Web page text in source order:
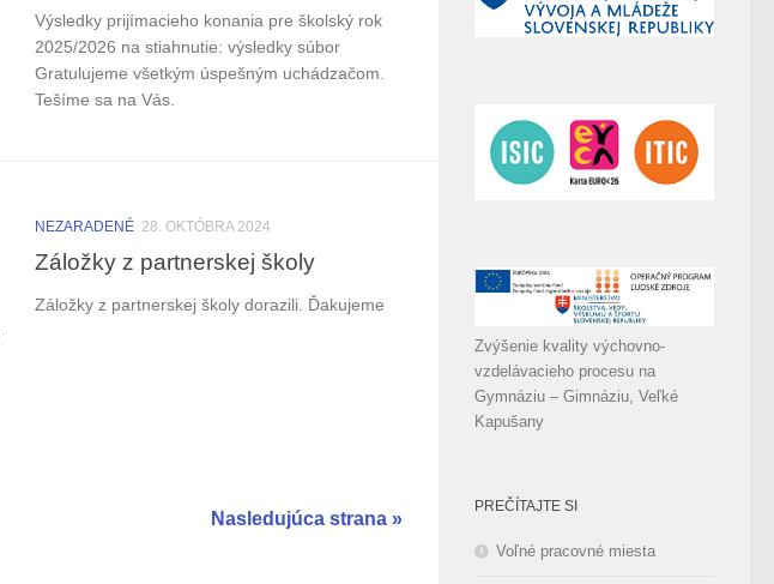
Výsledky prijímacieho konania pre školský rok
2025/2026 na stiahnutie: výsledky súbor
Gratulujeme všetkým úspešným uchádzačom.
Tešíme sa na Vás.
NEZARADENÉ 28. OKTÓBRA 2024
Záložky z partnerskej školy
Záložky z partnerskej školy dorazili. Ďakujeme
Nasledujúca strana »
Zvýšenie kvality výchovno-
vzdelávacieho procesu na
Gymnáziu – Gimnáziu, Veľké
Kapušany
PREČÍTAJTE SI
Voľné pracovné miesta